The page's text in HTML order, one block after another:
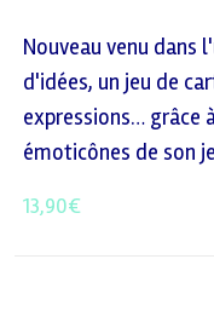
Nouveau venu dans
d'idées, un jeu de
expressions… grâce
émoticônes de son
13,90€